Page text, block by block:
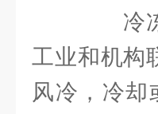
冷冻
工业和机构
风冷，冷却